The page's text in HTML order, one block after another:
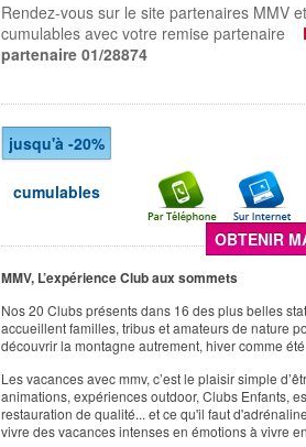
Rendez-vous sur le site partenaires MMV
cumulables avec votre remise partenaire
partenaire 01/28874
jusqu'à -20%
cumulables
OBTENIR
MMV, L’expérience Club aux sommets
Nos 20 Clubs présents dans 16 des plus belles
accueillent familles, tribus et amateurs de nature
découvrir la montagne autrement, hiver comme
Les vacances avec mmv, c’est le plaisir simple
animations, expériences outdoor, Clubs Enfants,
restauration de qualité... et ce qu'il faut
vivre des vacances intenses en émotions à vivre